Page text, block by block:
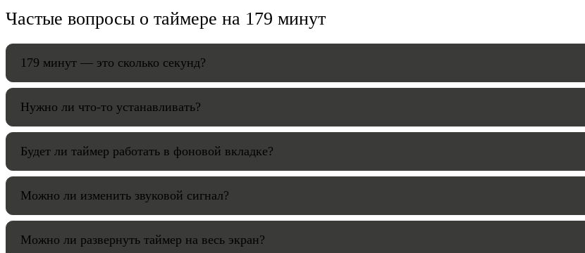
Частые вопросы о таймере на 179 минут
179 минут — это сколько секунд?
Нужно ли что-то устанавливать?
Будет ли таймер работать в фоновой вкладке?
Можно ли изменить звуковой сигнал?
Можно ли развернуть таймер на весь экран?